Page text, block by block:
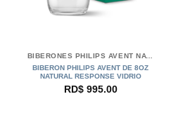
BIBERONES PHILIPS AVENT NATURAL
BIBERON PHILIPS AVENT DE 8OZ
NATURAL RESPONSE VIDRIO
RD$995.00